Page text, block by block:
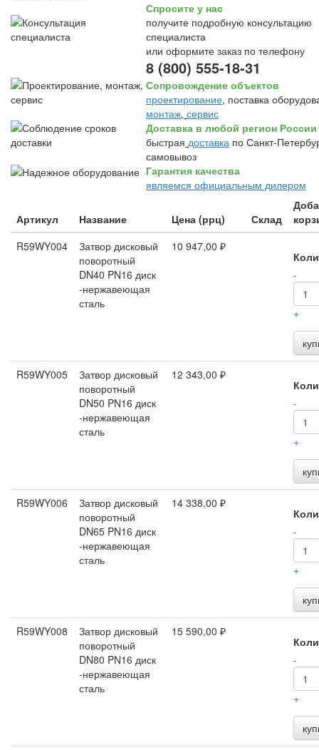
Спросите у нас
получите подробную консультацию
специалиста
или оформите заказ по телефону
8 (800) 555-18-31
Сопровождение объектов
проектирование, поставка
монтаж, сервис
Доставка в любой регион России
быстрая доставка по Санкт-
самовывоз
Гарантия качества
являемся официальным дилером
Артикул Название Цена (ррц) Склад
R59WY004
Затвор дисковый
поворотный
DN40 PN16 диск
-нержавеющая
сталь
10 947,00 ₽
-
+
R59WY005
Затвор дисковый
поворотный
DN50 PN16 диск
-нержавеющая
сталь
12 343,00 ₽
-
+
R59WY006
Затвор дисковый
поворотный
DN65 PN16 диск
-нержавеющая
сталь
14 338,00 ₽
-
+
R59WY008
Затвор дисковый
поворотный
DN80 PN16 диск
-нержавеющая
сталь
15 590,00 ₽
-
+